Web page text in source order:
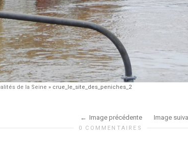
de la Seine » crue_le_site_des_peniches_2
Image précédente Image
0 COMMENTAIRES